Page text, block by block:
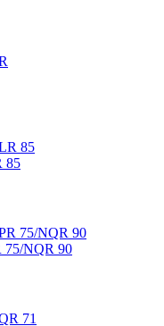
85
75/NQR 90